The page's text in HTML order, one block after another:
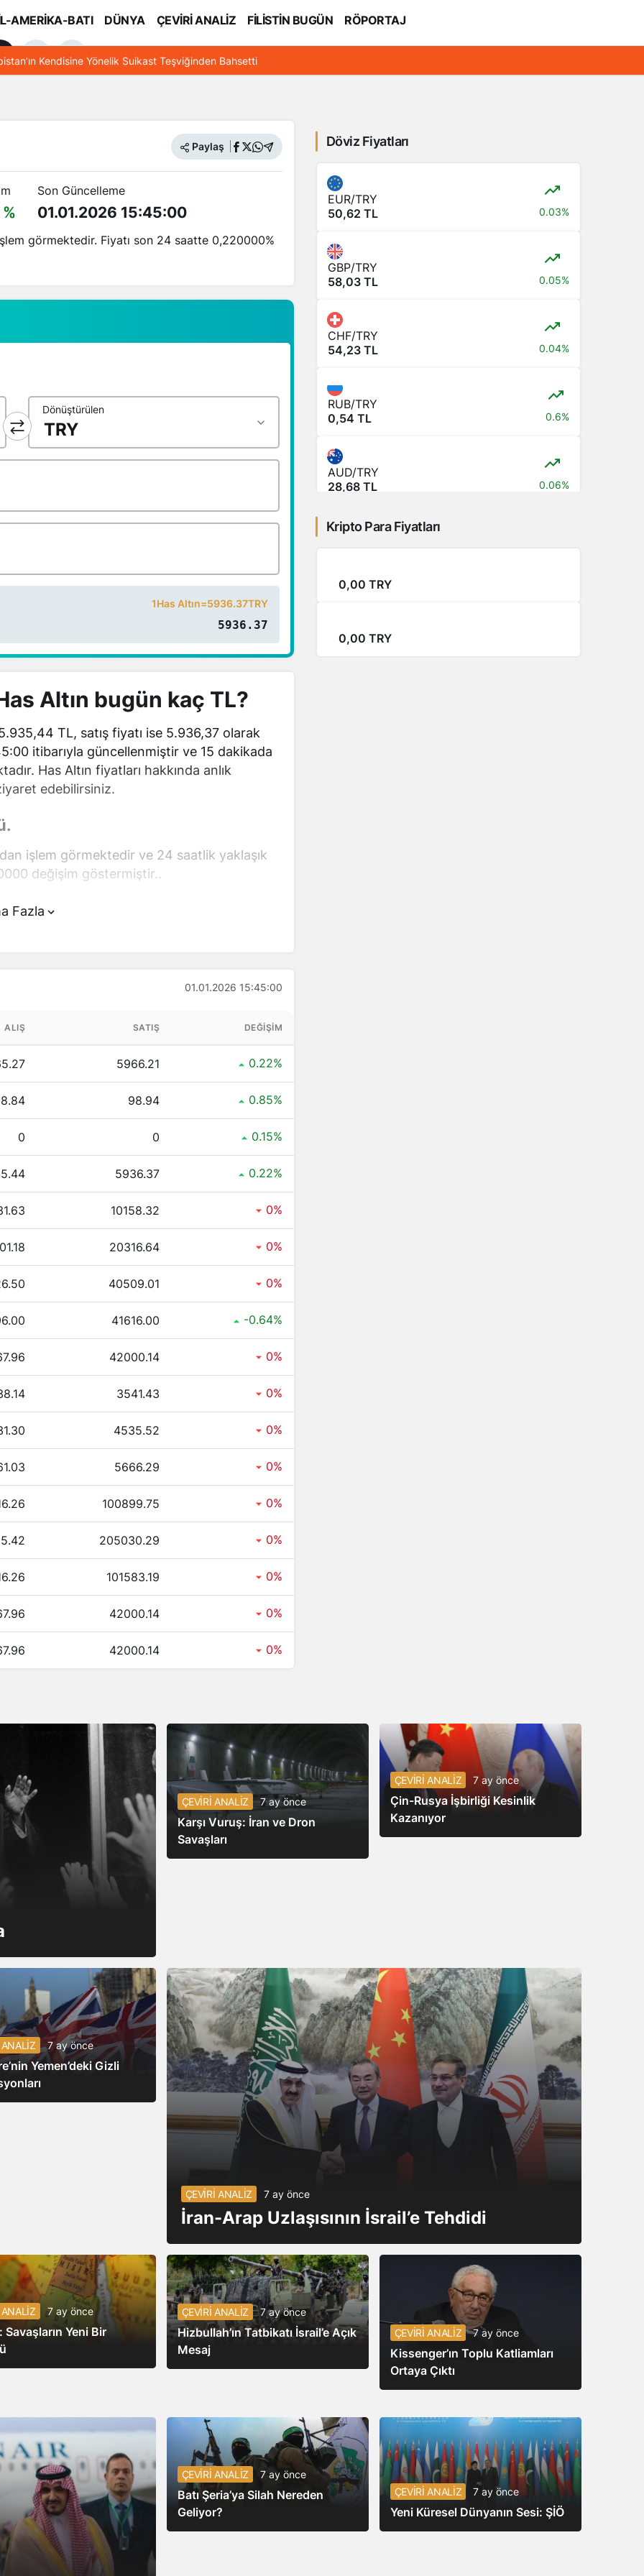
AMERİKA-BATI DÜNYA ÇEVİRİ ANALİZ FİLİSTİN BUGÜN RÖPORTAJ
Kendisine Yönelik Suikast Teşviğinden Bahsetti
Paylaş
Son Güncelleme
01.01.2026 15:45:00
görmektedir. Fiyatı son 24 saatte 0,220000%
Dönüştürülen
1Has Altın=5936.37TRY
5936.37
Altın bugün kaç TL?
TL, satış fiyatı ise 5.936,37 olarak
itibarıyla güncellenmiştir ve 15 dakikada
Has Altın fiyatları hakkında anlık
edebilirsiniz.
işlem görmektedir ve 24 saatlik yaklaşık
değişim göstermiştir..
üstünde yer alan çevirici aracını kullanarak
?
TL ?
Kaç TL ?
?
Fazla
01.01.2026 15:45:00
ALIŞ SATIŞ DEĞIŞIM
5966.21 0.22%
98.94 0.85%
0 0 0.15%
5936.37 0.22%
10158.32 0%
20316.64 0%
40509.01 0%
41616.00 -0.64%
42000.14 0%
3541.43 0%
4535.52 0%
5666.29 0%
100899.75 0%
205030.29 0%
101583.19 0%
42000.14 0%
42000.14 0%
Döviz Fiyatları
EUR/TRY
50,62 TL
0.03%
GBP/TRY
58,03 TL
0.05%
CHF/TRY
54,23 TL
0.04%
RUB/TRY
0,54 TL
0.6%
AUD/TRY
28,68 TL
0.06%
Kripto Para Fiyatları
0,00 TRY
0,00 TRY
ÇEVİRİ ANALİZ 7 ay önce
Karşı Vuruş: İran ve Dron
Savaşları
ÇEVİRİ ANALİZ 7 ay önce
Çin-Rusya İşbirliği Kesinlik
Kazanıyor
7 ay önce
Yemen’deki Gizli
ÇEVİRİ ANALİZ 7 ay önce
İran-Arap Uzlaşısının İsrail’e Tehdidi
7 ay önce
Savaşların Yeni Bir
ÇEVİRİ ANALİZ 7 ay önce
Hizbullah’ın Tatbikatı İsrail’e Açık
Mesaj
ÇEVİRİ ANALİZ 7 ay önce
Kissenger’ın Toplu Katliamları
Ortaya Çıktı
ÇEVİRİ ANALİZ 7 ay önce
Batı Şeria’ya Silah Nereden
Geliyor?
ÇEVİRİ ANALİZ 7 ay önce
Yeni Küresel Dünyanın Sesi: ŞİÖ